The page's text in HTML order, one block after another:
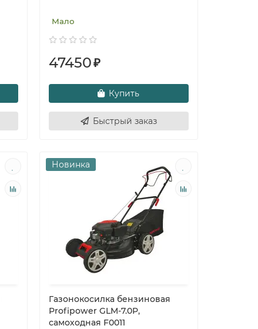
Мало
47450₽
Купить
Быстрый заказ
Новинка
Газонокосилка бензиновая
Profipower GLM-7.0P,
самоходная F0011